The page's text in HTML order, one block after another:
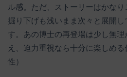
ル感。ただ、ストーリーはかな
掘り下げも浅いまま次々と展開
す。あの博士の再登場は少し無
え、迫力重視なら十分に楽しめ
性）